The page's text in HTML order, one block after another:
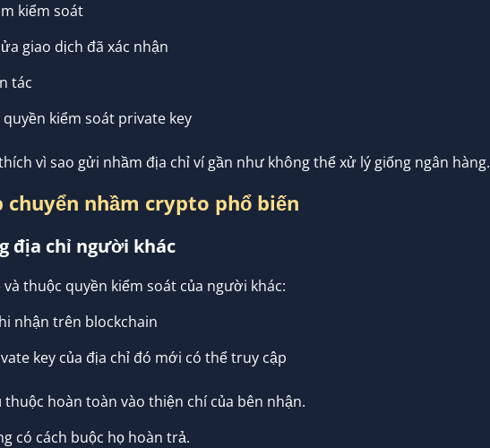
kiểm soát
giao dịch đã xác nhận
tác
kiểm soát private key
vì sao gửi nhầm địa chỉ ví gần như không thể xử lý giống ngân hàng.
nhầm crypto phổ biến
địa chỉ người khác
thuộc quyền kiểm soát của người khác:
nhận trên blockchain
key của địa chỉ đó mới có thể truy cập
hoàn toàn vào thiện chí của bên nhận.
có cách buộc họ hoàn trả.